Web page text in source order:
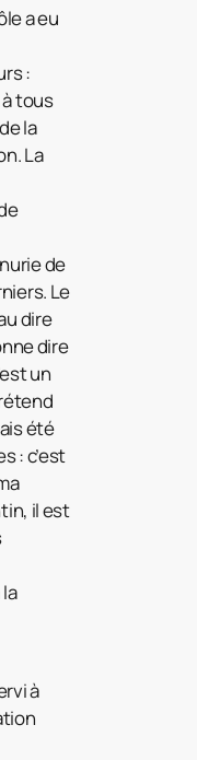
a eu
:
tous
la
La
de
Le
dire
dire
un
été
: c’est
il est
à